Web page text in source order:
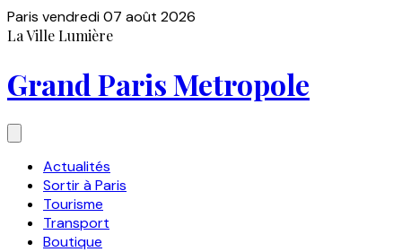
Paris vendredi 07 août 2026
La Ville Lumière
Grand Paris Metropole
Actualités
Sortir à Paris
Tourisme
Transport
Boutique